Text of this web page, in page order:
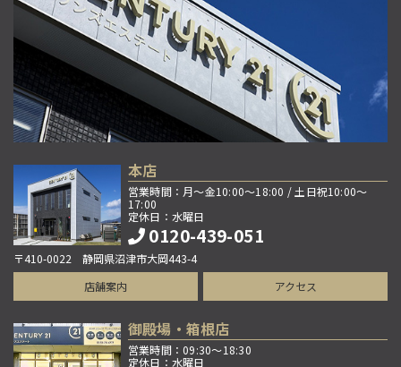
本店
営業時間：月～金10:00～18:00 / 土日祝10:00～
17:00
定休日：水曜日
0120-439-051
〒410-0022 静岡県沼津市大岡443-4
店舗案内
アクセス
御殿場・箱根店
営業時間：09:30～18:30
定休日：水曜日